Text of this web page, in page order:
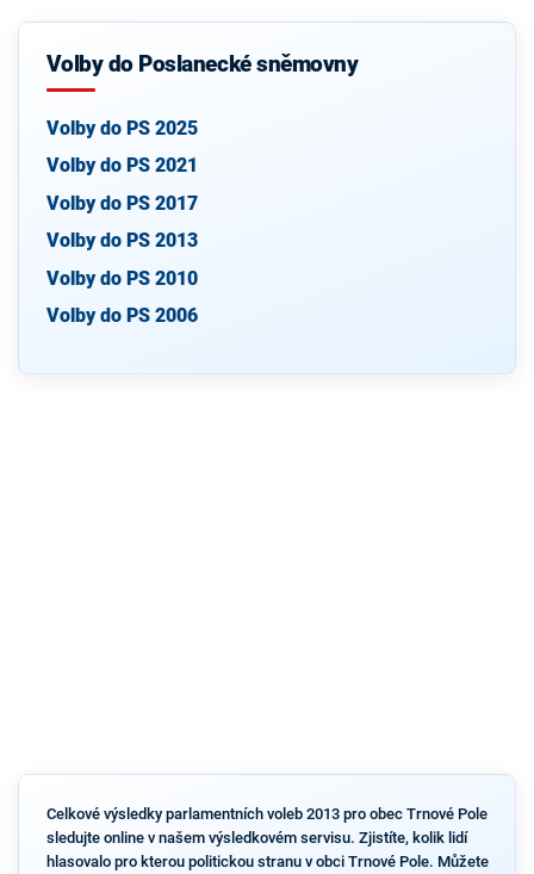
Volby do Poslanecké sněmovny
Volby do PS 2025
Volby do PS 2021
Volby do PS 2017
Volby do PS 2013
Volby do PS 2010
Volby do PS 2006
Celkové výsledky parlamentních voleb 2013 pro obec Trnové Pole
sledujte online v našem výsledkovém servisu. Zjistíte, kolik lidí
hlasovalo pro kterou politickou stranu v obci Trnové Pole. Můžete